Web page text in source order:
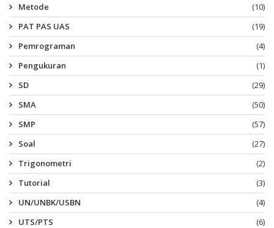
Metode
(10)
PAT PAS UAS
(19)
Pemrograman
(4)
Pengukuran
(1)
SD
(29)
SMA
(50)
SMP
(57)
Soal
(27)
Trigonometri
(2)
Tutorial
(3)
UN/UNBK/USBN
(4)
UTS/PTS
(6)